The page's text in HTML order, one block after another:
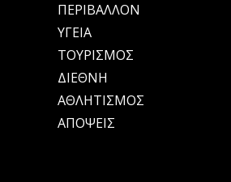
ΠΕΡΙΒΑΛΛΟΝ
ΥΓΕΙΑ
ΤΟΥΡΙΣΜΟΣ
ΔΙΕΘΝΗ
ΑΘΛΗΤΙΣΜΟΣ
ΑΠΟΨΕΙΣ